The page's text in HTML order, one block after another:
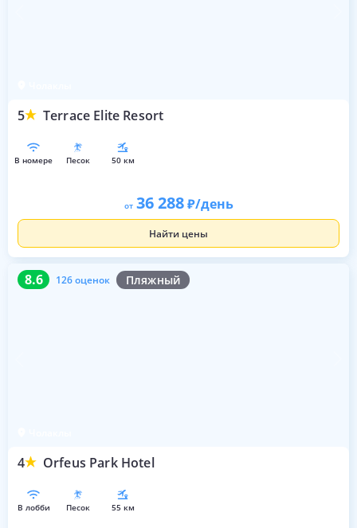
5 Terrace Elite Resort
в номере песок 50 км
от 36 288 /день
Найти цены
8.6 126 оценок Пляжный
4 Orfeus Park Hotel
8.6 126 оценок
в лобби песок 55 км